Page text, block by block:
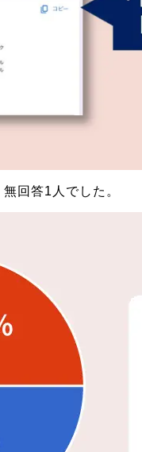
回答1人でした。